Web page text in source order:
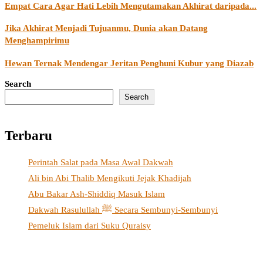
Empat Cara Agar Hati Lebih Mengutamakan Akhirat daripada...
Jika Akhirat Menjadi Tujuanmu, Dunia akan Datang
Menghampirimu
Hewan Ternak Mendengar Jeritan Penghuni Kubur yang Diazab
Search
Search
Terbaru
Perintah Salat pada Masa Awal Dakwah
Ali bin Abi Thalib Mengikuti Jejak Khadijah
Abu Bakar Ash-Shiddiq Masuk Islam
Dakwah Rasulullah ﷺ Secara Sembunyi-Sembunyi
Pemeluk Islam dari Suku Quraisy